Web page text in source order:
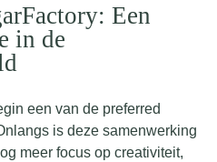
Een
in de
een van de preferred
is deze samenwerking
meer focus op creativiteit,